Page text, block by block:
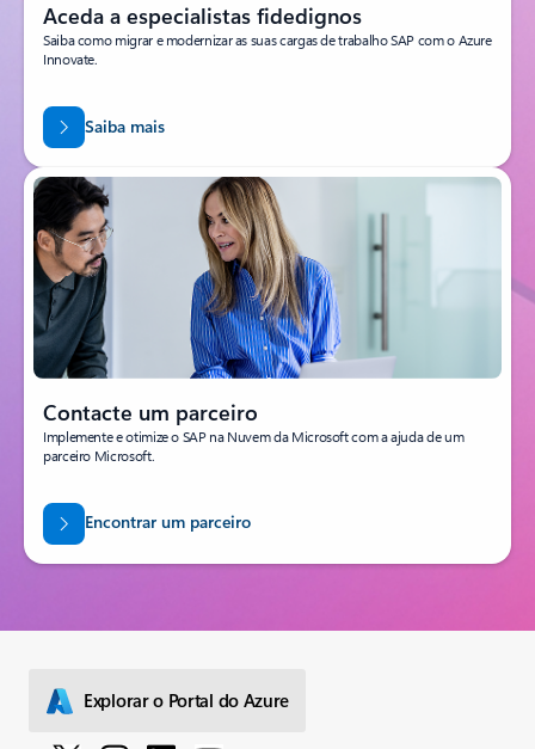
Aceda a especialistas fidedignos
Saiba como migrar e modernizar as suas cargas de trabalho SAP com o Azure
Innovate.
Saiba mais
Contacte um parceiro
Implemente e otimize o SAP na Nuvem da Microsoft com a ajuda de um
parceiro Microsoft.
Encontrar um parceiro
Explorar o Portal do Azure